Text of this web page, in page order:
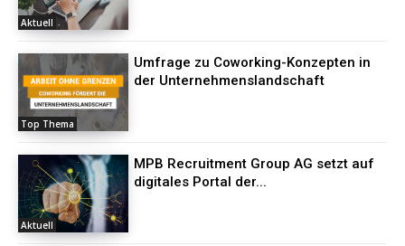
Aktuell
Top Thema
Umfrage zu Coworking-Konzepten in
der Unternehmenslandschaft
Aktuell
MPB Recruitment Group AG setzt auf
digitales Portal der...